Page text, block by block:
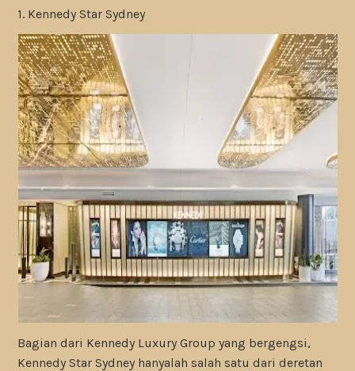
1. Kennedy Star Sydney
Bagian dari Kennedy Luxury Group yang bergengsi,
Kennedy Star Sydney hanyalah salah satu dari deretan